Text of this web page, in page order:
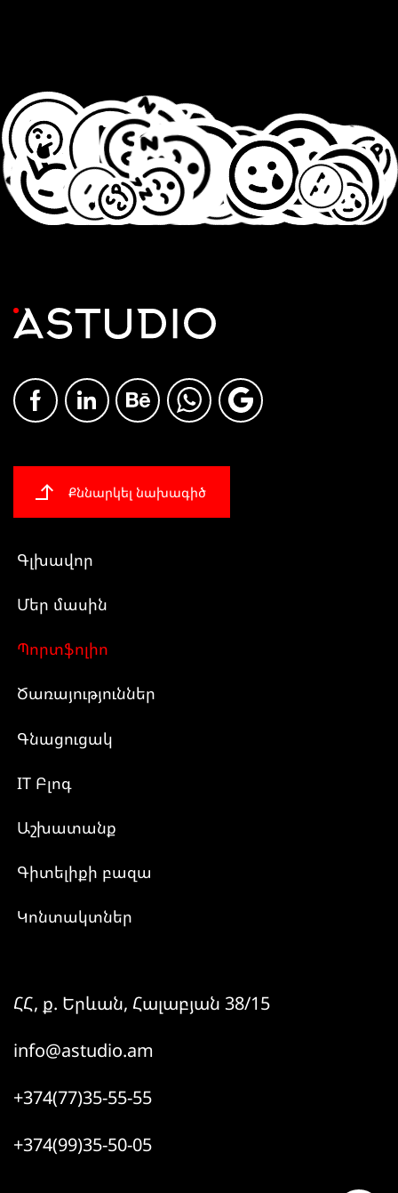
Քննարկել նախագիծ
Գլխավոր
Մեր մասին
Պորտֆոլիո
Ծառայություններ
Գնացուցակ
IT Բլոգ
Աշխատանք
Գիտելիքի բազա
Կոնտակտներ
ՀՀ, ք. Երևան, Հալաբյան 38/15
info@astudio.am
+374(77)35-55-55
+374(99)35-50-05